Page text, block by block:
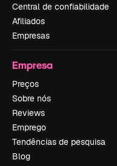
Central de confiabilidade
Afiliados
Empresas
Empresa
Preços
Sobre nós
Reviews
Emprego
Tendências de pesquisa
Blog